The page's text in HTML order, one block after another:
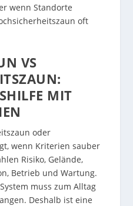
wenn Standorte
oft
VS
MIT
oder
wenn Kriterien sauber
Risiko, Gelände,
Betrieb und Wartung.
muss zum Alltag
Deshalb ist eine